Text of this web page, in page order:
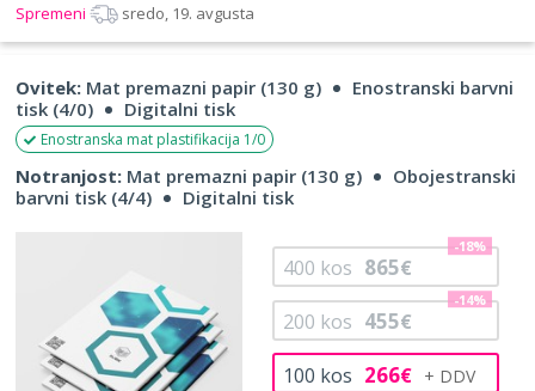
Spremeni sredo, 19. avgusta
Ovitek: Mat premazni papir (130 g)
Enostranski barvni
tisk (4/0)
Digitalni tisk
Enostranska mat plastifikacija 1/0
Notranjost: Mat premazni papir (130 g)
Obojestranski
barvni tisk (4/4)
Digitalni tisk
100 kos 266€
200 kos 455€
-14%
400 kos 865€
-18%